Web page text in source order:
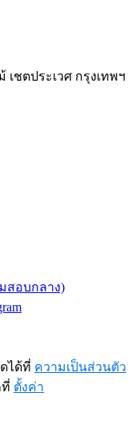
ชตประเวศ กรุงเทพฯ
สอบกลาง)
ได้ที่ ความเป็นส่วนตัว
ตั้งค่า